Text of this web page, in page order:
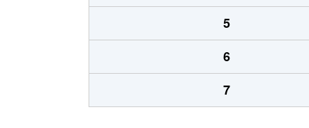
5
6
7